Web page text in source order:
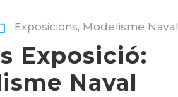
Exposicions, Modelisme Naval
Exposició:
Naval